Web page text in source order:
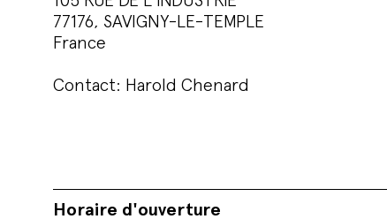
77176, SAVIGNY-LE-TEMPLE
France
Contact: Harold Chenard
Horaire d'ouverture